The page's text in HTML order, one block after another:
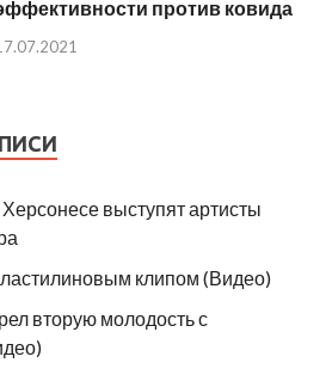
против ковида
выступят артисты
клипом (Видео)
вторую молодость с